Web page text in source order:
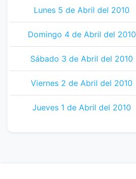
Lunes 5 de Abril del 2010
Domingo 4 de Abril del 2010
Sábado 3 de Abril del 2010
Viernes 2 de Abril del 2010
Jueves 1 de Abril del 2010